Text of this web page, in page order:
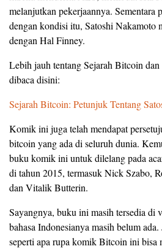
melanjutkan pekerjaannya. Sementara
dengan kondisi itu, Satoshi Nakamoto
dengan Hal Finney.
Lebih jauh tentang Sejarah Bitcoin
dibaca disini:
Sejarah Bitcoin: Petunjuk Tentang
Komik ini juga telah mendapat
bitcoin yang ada di seluruh dunia.
buku komik ini untuk dilelang pada
di tahun 2015, termasuk Nick Szabo,
dan Vitalik Butterin.
Sayangnya, buku ini masih tersedia di
bahasa Indonesianya masih belum
seperti apa rupa komik Bitcoin ini bisa